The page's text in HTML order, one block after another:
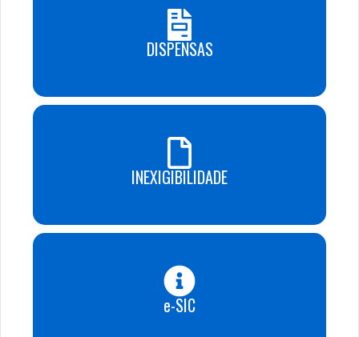
DISPENSAS
INEXIGIBILIDADE
e-SIC